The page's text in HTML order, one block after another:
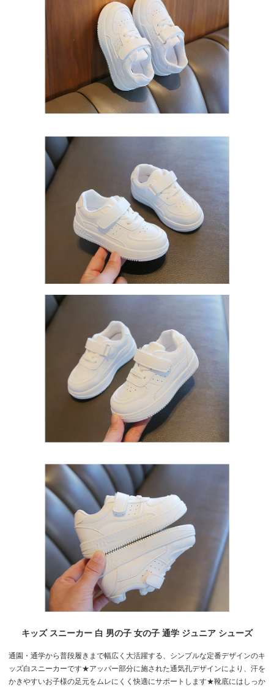
キッズ スニーカー 白 男の子 女の子 通学 ジュニア シューズ
通園・通学から普段履きまで幅広く大活躍する、シンプルな定番デザインのキ
ッズ白スニーカーです★アッパー部分に施された通気孔デザインにより、汗を
かきやすいお子様の足元をムレにくく快適にサポートします★靴底にはしっか